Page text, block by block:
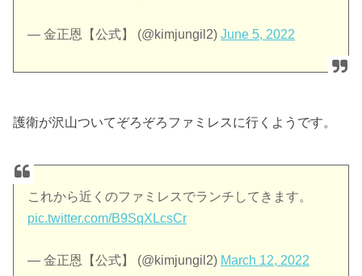
— 金正恩【公式】 (@kimjungil2)June 5, 2022
護衛が沢山ついてぞろぞろファミレスに行くようです。
これから近くのファミレスでランチしてきます。
pic.twitter.com/B9SqXLcsCr
— 金正恩【公式】 (@kimjungil2) March 12, 2022